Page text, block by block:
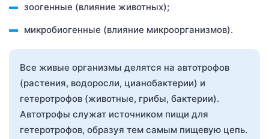
зоогенные (влияние животных);
микробиогенные (влияние микроорганизмов).
Все живые организмы делятся на автотрофов
(растения, водоросли, цианобактерии) и
гетеротрофов (животные, грибы, бактерии).
Автотрофы служат источником пищи для
гетеротрофов, образуя тем самым пищевую цепь.